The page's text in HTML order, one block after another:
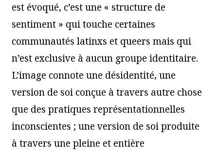
est évoqué, c’est une « structure de
sentiment » qui touche certaines
communautés latinxs et queers mais qui
n’est exclusive à aucun groupe identitaire.
L’image connote une désidentité, une
version de soi conçue à travers autre chose
que des pratiques représentationnelles
inconscientes ; une version de soi produite
à travers une pleine et entière